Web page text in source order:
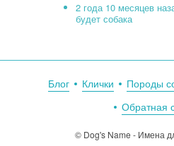
2 года 10 месяцев
будет собака
Блог Клички Породы
Обратная
© Dog's Name - Имена